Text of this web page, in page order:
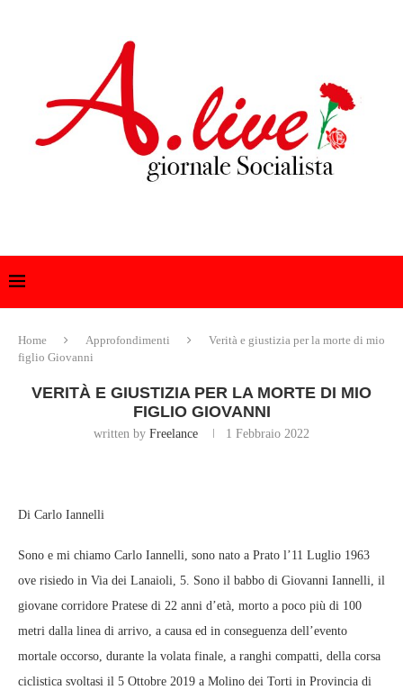
Home Approfondimenti
Verità e giustizia per la morte di mio
figlio Giovanni
VERITÀ E GIUSTIZIA PER LA MORTE DI MIO
FIGLIO GIOVANNI
written by Freelance 1 Febbraio 2022
Di Carlo Iannelli
Sono e mi chiamo Carlo Iannelli, sono nato a Prato l’11 Luglio 1963
ove risiedo in Via dei Lanaioli, 5. Sono il babbo di Giovanni Iannelli, il
giovane corridore Pratese di 22 anni d’età, morto a poco più di 100
metri dalla linea di arrivo, a causa ed in conseguenza dell’evento
mortale occorso, durante la volata finale, a ranghi compatti, della corsa
ciclistica svoltasi il 5 Ottobre 2019 a Molino dei Torti in Provincia di